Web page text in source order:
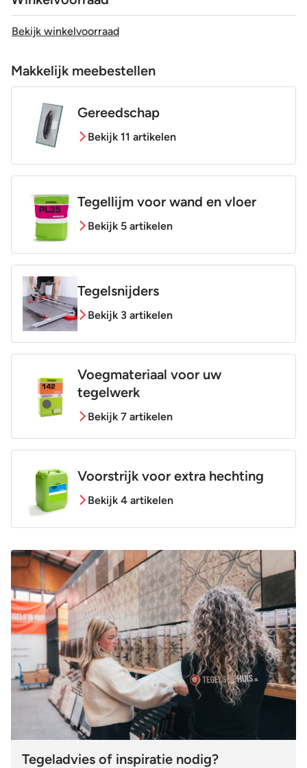
Bekijk winkelvoorraad
Makkelijk meebestellen
Gereedschap
Bekijk 11 artikelen
Tegellijm voor wand en vloer
Bekijk 5 artikelen
Tegelsnijders
Bekijk 3 artikelen
Voegmateriaal voor uw
tegelwerk
Bekijk 7 artikelen
Voorstrijk voor extra hechting
Bekijk 4 artikelen
Tegeladvies of inspiratie nodig?